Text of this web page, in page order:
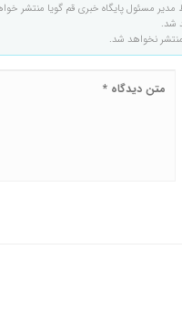
مسئول پایگاه خبری قم گویا منتشر
شد.
منتشر نخواهد شد.